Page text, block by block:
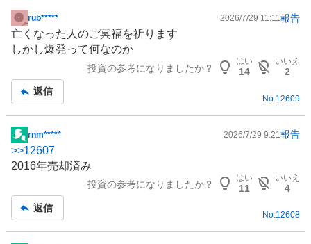
掲
示
板
rub***** 2026/7/29 11:11報告
亡くなった人のご冥福を祈ります
しかし爆発って何なのか
投資の参考になりましたか？
はい
14
いいえ
2
返信
No. 12609
掲
示
板
rnm***** 2026/7/29 9:21 報告
>>12607
2016年売却済み
投資の参考になりましたか？
はい
11
いいえ
4
返信
No.12608